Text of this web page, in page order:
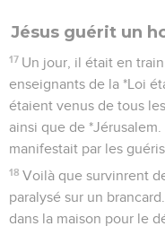
Jésus guérit un
17 Un jour, il était en
enseignants de la *Loi
étaient venus de tous
ainsi que de
manifestait par les
18 Voilà que survinrent
paralysé sur un
dans la maison pour le